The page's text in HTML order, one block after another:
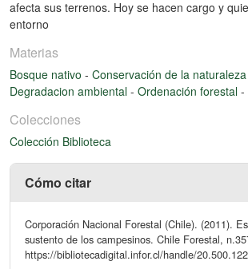
afecta sus terrenos. Hoy se hacen cargo y
entorno
Materias
Bosque nativo - Conservación de la naturaleza
Degradacion ambiental - Ordenación forestal -
Colecciones
Colección Biblioteca
Cómo citar
Corporación Nacional Forestal (Chile). (2011).
sustento de los campesinos. Chile Forestal,
https://bibliotecadigital.infor.cl/handle/